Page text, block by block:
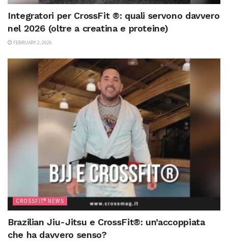
Integratori per CrossFit ®: quali servono davvero
nel 2026 (oltre a creatina e proteine)
FEBRUARY 2, 2026
CROSSFIT® NEWS
Brazilian Jiu-Jitsu e CrossFit®: un’accoppiata
che ha davvero senso?